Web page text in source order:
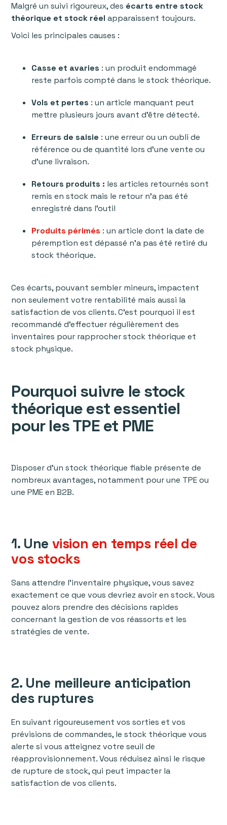
Malgré un suivi rigoureux, des écarts entre stock
théorique et stock réel apparaissent toujours.
Voici les principales causes :
Casse et avaries : un produit endommagé
reste parfois compté dans le stock théorique.
Vols et pertes : un article manquant peut
mettre plusieurs jours avant d’être détecté.
Erreurs de saisie : une erreur ou un oubli de
référence ou de quantité lors d’une vente ou
d’une livraison.
Retours produits : les articles retournés sont
remis en stock mais le retour n’a pas été
enregistré dans l’outil
Produits périmés : un article dont la date de
péremption est dépassé n’a pas été retiré du
stock théorique.
Ces écarts, pouvant sembler mineurs, impactent
non seulement votre rentabilité mais aussi la
satisfaction de vos clients. C’est pourquoi il est
recommandé d’effectuer régulièrement des
inventaires pour rapprocher stock théorique et
stock physique.
Pourquoi suivre le stock
théorique est essentiel
pour les TPE et PME
Disposer d’un stock théorique fiable présente de
nombreux avantages, notamment pour une TPE ou
une PME en B2B.
1. Une vision en temps réel de
vos stocks
Sans attendre l’inventaire physique, vous savez
exactement ce que vous devriez avoir en stock. Vous
pouvez alors prendre des décisions rapides
concernant la gestion de vos réassorts et les
stratégies de vente.
2. Une meilleure anticipation
des ruptures
En suivant rigoureusement vos sorties et vos
prévisions de commandes, le stock théorique vous
alerte si vous atteignez votre seuil de
réapprovisionnement. Vous réduisez ainsi le risque
de rupture de stock, qui peut impacter la
satisfaction de vos clients.